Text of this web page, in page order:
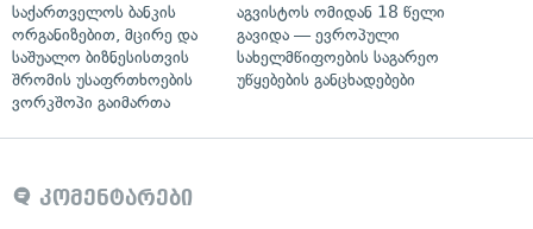
საქართველოს ბანკის
ორგანიზებით, მცირე და
საშუალო ბიზნესისთვის
შრომის უსაფრთხოების
ვორკშოპი გაიმართა
აგვისტოს ომიდან 18 წელი
გავიდა — ევროპული
სახელმწიფოების საგარეო
უწყებების განცხადებები
კომენტარები